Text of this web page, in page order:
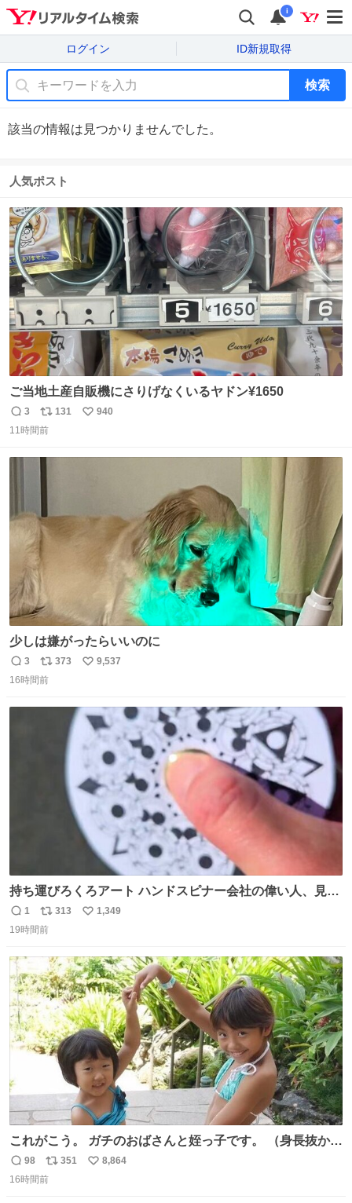
i
ログイン ID新規取得
検索
該当の情報は見つかりませんでした。
人気ポスト
ご当地土産自販機にさりげなくいるヤドン¥1650
返
信
3
リ
ポ
ト
131
い
940
11時間前
少しは嫌がったらいいのに
返
信
3
リ
ポ
373
い
数
9,537
16時間前
持ち運びろくろアート ハンドスピナー会社の偉い人、見て
ください。
返
信
1
リ
ポ
ト
数
313
い
数
1,349
19時間前
これがこう。 ガチのおばさんと姪っ子です。 （身長抜かさ
返
信
98
リ
ポ
351
い
8,864
16時間前